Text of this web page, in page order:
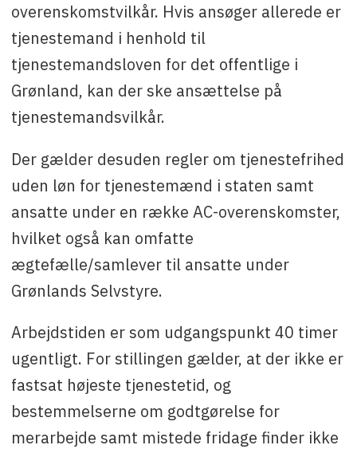
overenskomstvilkår. Hvis ansøger allerede er
tjenestemand i henhold til
tjenestemandsloven for det offentlige i
Grønland, kan der ske ansættelse på
tjenestemandsvilkår.
Der gælder desuden regler om tjenestefrihed
uden løn for tjenestemænd i staten samt
ansatte under en række AC-overenskomster,
hvilket også kan omfatte
ægtefælle/samlever til ansatte under
Grønlands Selvstyre.
Arbejdstiden er som udgangspunkt 40 timer
ugentligt. For stillingen gælder, at der ikke er
fastsat højeste tjenestetid, og
bestemmelserne om godtgørelse for
merarbejde samt mistede fridage finder ikke